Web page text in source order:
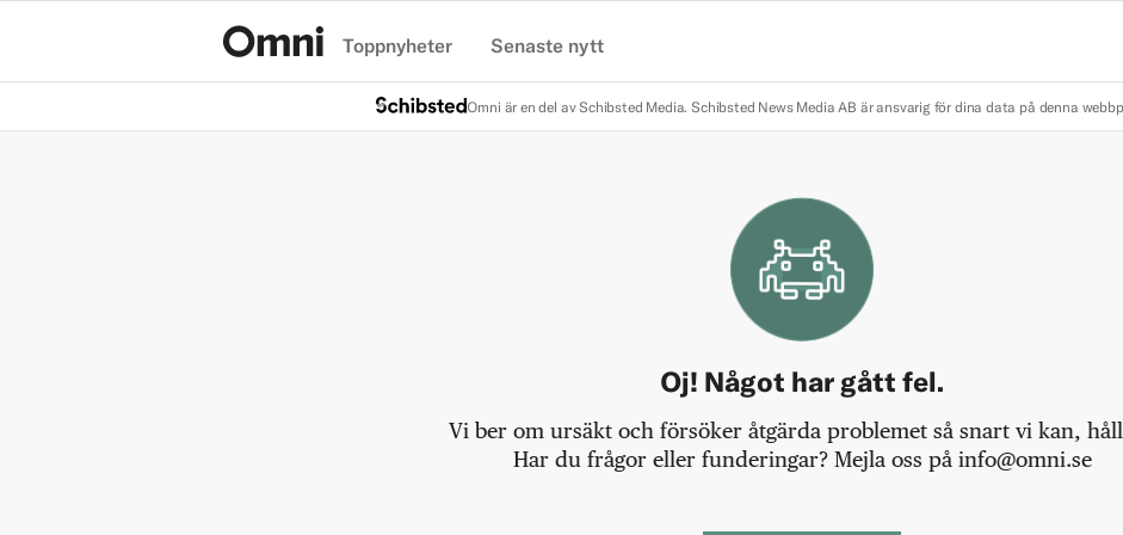
Toppnyheter Senaste nytt
Omni är en del av Schibsted Media. Schibsted News Media AB är ansvarig för dina data på denna
Oj! Något har gått fel.
Vi ber om ursäkt och försöker åtgärda problemet så snart vi kan,
Har du frågor eller funderingar? Mejla oss på info@omni.se